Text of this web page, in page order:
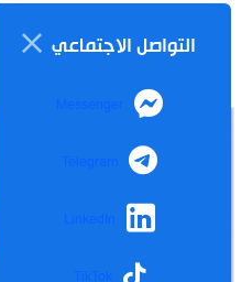
التواصل الاجتماعي
Messenger
Telegram
LinkedIn